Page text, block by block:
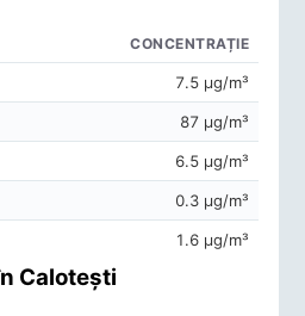
CONCENTRAȚIE
7.5 μg/m³
87 μg/m³
6.5 μg/m³
0.3 μg/m³
1.6 μg/m³
Caloteşti